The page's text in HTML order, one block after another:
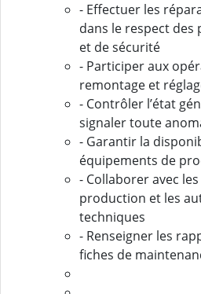
- Effectuer les
dans le respect
et de sécurité
- Participer aux
remontage et
- Contrôler l’état
signaler toute
- Garantir la
équipements de
- Collaborer avec
production et les
techniques
- Renseigner les
fiches de